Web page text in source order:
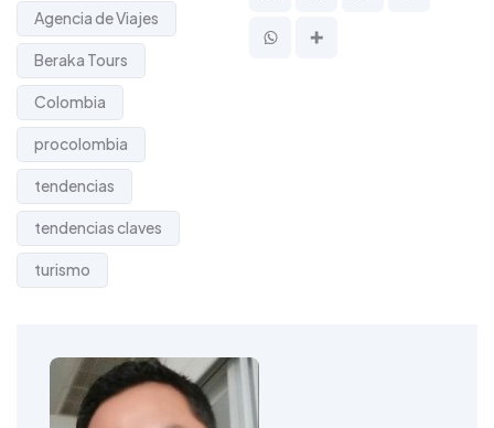
Agencia de Viajes
Beraka Tours
Colombia
procolombia
tendencias
tendencias claves
turismo